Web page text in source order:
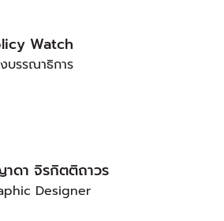
Watch
บรรณาธิการ
ดา จิรกิตติถาวร
Designer